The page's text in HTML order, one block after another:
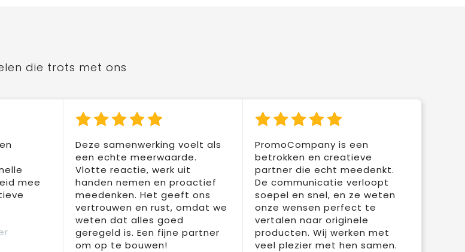
die trots met ons
mee
Deze samenwerking voelt als
een echte meerwaarde.
Vlotte reactie, werk uit
handen nemen en proactief
meedenken. Het geeft ons
vertrouwen en rust, omdat we
weten dat alles goed
geregeld is. Een fijne partner
om op te bouwen!
PromoCompany is een
betrokken en creatieve
partner die echt meedenkt.
De communicatie verloopt
soepel en snel, en ze weten
onze wensen perfect te
vertalen naar originele
producten. Wij werken met
veel plezier met hen samen.